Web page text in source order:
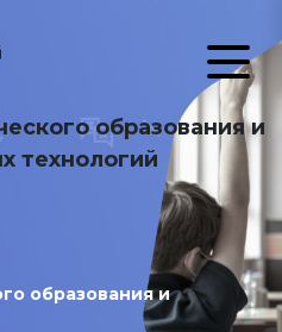
образования и
технологий
образования и